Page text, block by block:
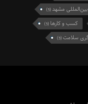
مشهد(3)
کسب و کارها (3)
سلامت(3)